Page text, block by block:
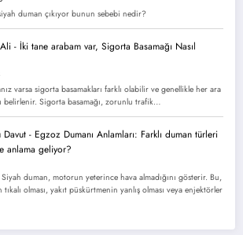
duman çıkıyor bunun sebebi nedir?
- İki tane arabam var, Sigorta Basamağı Nasıl
varsa sigorta basamakları farklı olabilir ve genellikle her ara
belirlenir. Sigorta basamağı, zorunlu trafik…
Davut - Egzoz Dumanı Anlamları: Farklı duman türleri
anlama geliyor?
duman, motorun yeterince hava almadığını gösterir. Bu,
olması, yakıt püskürtmenin yanlış olması veya enjektörler